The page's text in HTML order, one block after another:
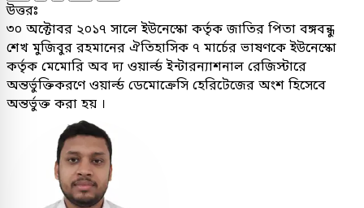
উত্তরঃ
৩০ অক্টোবর ২০১৭ সালে ইউনেস্কো কর্তৃক জাতির পিতা বঙ্গবন্ধু
শেখ মুজিবুর রহমানের ঐতিহাসিক ৭ মার্চের ভাষণকে ইউনেস্কো
কর্তৃক মেমোরি অব দ্য ওয়ার্ল্ড ইন্টারন্যাশনাল রেজিস্টারে
অন্তর্ভুক্তিকরণে ওয়ার্ল্ড ডেমোক্রেসি হেরিটেজের অংশ হিসেবে
অন্তর্ভুক্ত করা হয় ।